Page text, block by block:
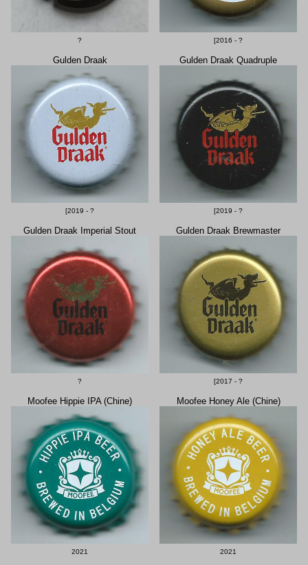
? [2016 - ?
Gulden Draak
[2019 - ?
Gulden Draak Quadruple
[2019 - ?
Gulden Draak Imperial Stout
?
Gulden Draak Brewmaster
[2017 - ?
Moofee Hippie IPA (Chine)
2021
Moofee Honey Ale (Chine)
2021